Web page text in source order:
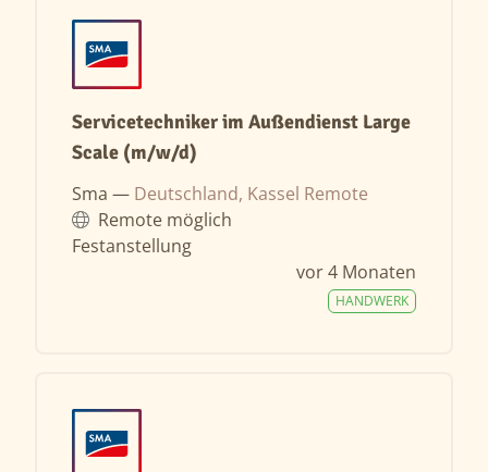
Servicetechniker im Außendienst Large
Scale (m/w/d)
Sma — Deutschland, Kassel Remote
Remote möglich
Festanstellung
vor 4 Monaten
HANDWERK